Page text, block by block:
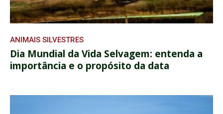
ANIMAIS SILVESTRES
Dia Mundial da Vida Selvagem: entenda a
importância e o propósito da data